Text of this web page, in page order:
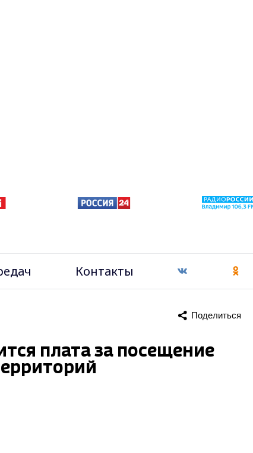
Контакты
Поделиться
плата за посещение